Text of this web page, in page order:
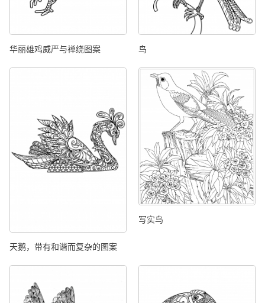
华丽雄鸡威严与禅绕图案 鸟
天鹅，带有和谐而复杂的图案
写实鸟